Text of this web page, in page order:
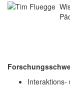
Interaktions-